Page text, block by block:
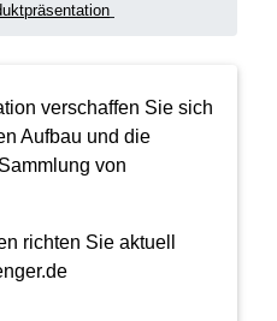
verschaffen Sie sich
Aufbau und die
von
richten Sie aktuell